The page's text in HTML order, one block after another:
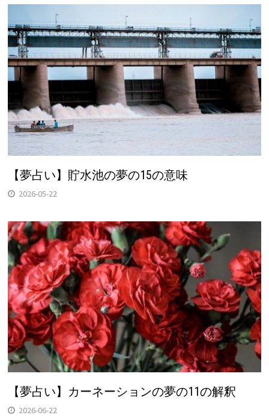
【夢占い】貯水池の夢の15の意味
2026-05-22
【夢占い】カーネーションの夢の11の解釈
2026-06-22